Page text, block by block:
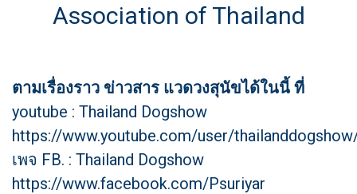
Association of Thailand
ตามเรื่องราว ข่าวสาร แวดวงสุนัขได้ในนี้ ที่
youtube : Thailand Dogshow
https://www.youtube.com/user/
เพจ FB. : Thailand Dogshow
https://www.facebook.com/Psuriyar